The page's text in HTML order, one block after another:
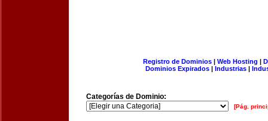
Registro de Dominios| Web Hosting |
Dominios Expirados | Industrias |
Categorías de Dominio:
[Pág.